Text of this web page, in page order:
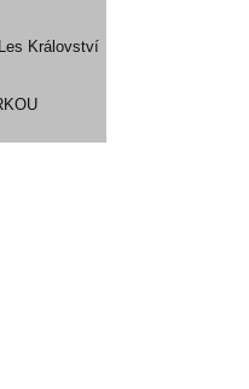
Království